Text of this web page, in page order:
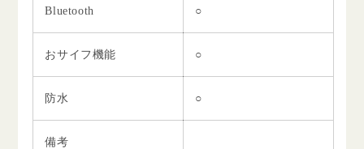
Bluetooth ○
おサイフ機能 ○
防水 ○
備考